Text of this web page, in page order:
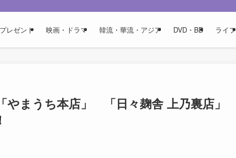
レゼント 映画・ドラマ 韓流・華流・アジア DVD・BD ライフ
やまうち本店」 「日々麹舎 上乃裏店」